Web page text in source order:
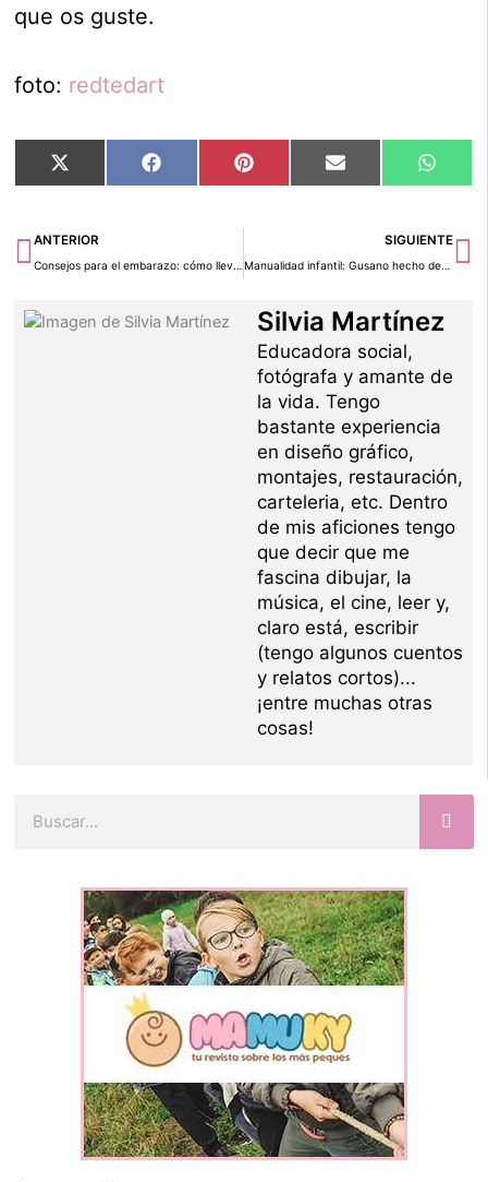
que os guste.
foto: redtedart
Compartir
en
X
(Twitter)
Compartir
en
Facebook Compartir
en
Pinterest Compartir
en
Email
en
Ant
ANTERIOR
Consejos para el embarazo: cómo llevar el cinturón
SIGUIENTE
Manualidad infantil: Gusano hecho de cartulina
Silvia Martínez
Educadora social,
fotógrafa y amante de
la vida. Tengo
bastante experiencia
en diseño gráfico,
montajes, restauración,
carteleria, etc. Dentro
de mis aficiones tengo
que decir que me
fascina dibujar, la
música, el cine, leer y,
claro está, escribir
(tengo algunos cuentos
y relatos cortos)...
¡entre muchas otras
cosas!